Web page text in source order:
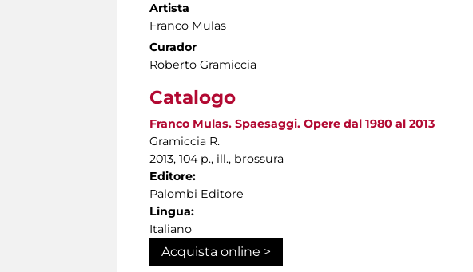
Artista
Franco Mulas
Curador
Roberto Gramiccia
Catalogo
Franco Mulas. Spaesaggi. Opere dal 1980 al 2013
Gramiccia R.
2013, 104 p., ill., brossura
Editore:
Palombi Editore
Lingua:
Italiano
Acquista online >